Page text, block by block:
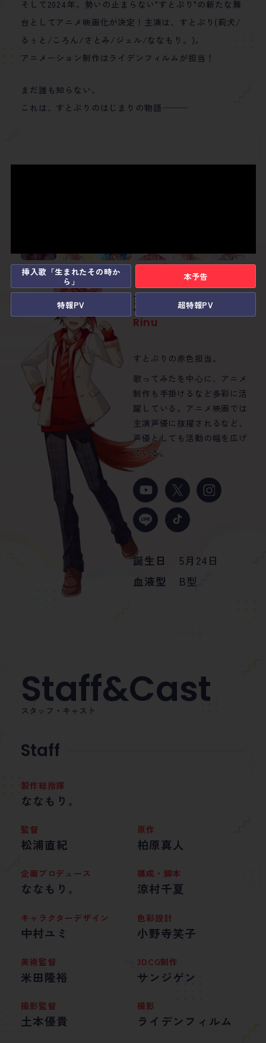
そして2024年。 勢いの止まらない"すとぷり"の新たな舞
台としてアニメ映画化が決定！ 主演は、すとぷり(莉犬/
るぅと/ころん/さとみ/ジェル/ななもり。)。
アニメーション制作はライデンフィルムが担当！
まだ誰も知らない。
これは、すとぷりのはじまりの物語───
莉犬
Rinu
すとぷりの赤色担当。
歌ってみたを中心に、アニメ
制作も手掛けるなど多彩に活
躍している。アニメ映画では
主演声優に抜擢されるなど、
声優としても活動の幅を広げ
ている。
誕生日
5月24日
血液型
B型
るぅと
Root
すとぷりの黄色担当。
グループでは楽曲制作を担当
し音楽クリエイターとして活
動中。楽曲制作はすとぷりだ
けにとどまらず、楽曲提供含
め手掛けた楽曲は100曲以上に
のぼる。
誕生日
10月25日
血液型
O型
ころん
Colon
すとぷりの水色担当。
地声と歌声のギャップが魅力
のハイテンションゲーム実況
者として活動。初のフルアル
バム「アスター」はオリコン
週間アルバムランキング1位を
獲得。
誕生日
5月29日
血液型
B型
さとみ
Satomi
すとぷりのピンク色担当。
ゲーム実況、歌ってみたを中
心に、作詞、声優など多彩に
活躍。1stフルアルバム
「Never End」はオリコンデイ
リー1位を獲得し、ゴールドデ
ィスクに認定された。
誕生日
2月24日
血液型
AB型
ジェル
Jel
すとぷりのオレンジ色担当。
アニメの脚本、声優、イラス
ト制作、動画制作、さらには
楽曲の制作まで、すべてを自
身で行うすとぷり最強のエン
ターテイナー。乙女ゲーム風
おもしろ漫画『遠井さん』シ
リーズが大人気。
誕生日
7月28日
ななもり。
Nanamori
すとぷりのリーダーでムラサ
キ色担当。
動画や生配信、ライブなどす
とぷりのあらゆる活動のプロ
デュースを手掛けている。動
画や生配信ではMCをこなす、
すとぷりのまとめ役。
誕生日
6月23日
血液型
A型
Staff&Cast
スタッフ・キャスト
Staff
製作総指揮
ななもり。
監督
松浦直紀
原作
柏原真人
企画プロデュース
ななもり。
構成・脚本
涼村千夏
キャラクターデザイン
中村ユミ
色彩設計
小野寺笑子
美術監督
米田隆裕
3DCG制作
サンジゲン
撮影監督
土本優貴
撮影
ライデンフィルム
挿入歌「生まれたその時か
ら」
本予告
特報PV 超特報PV